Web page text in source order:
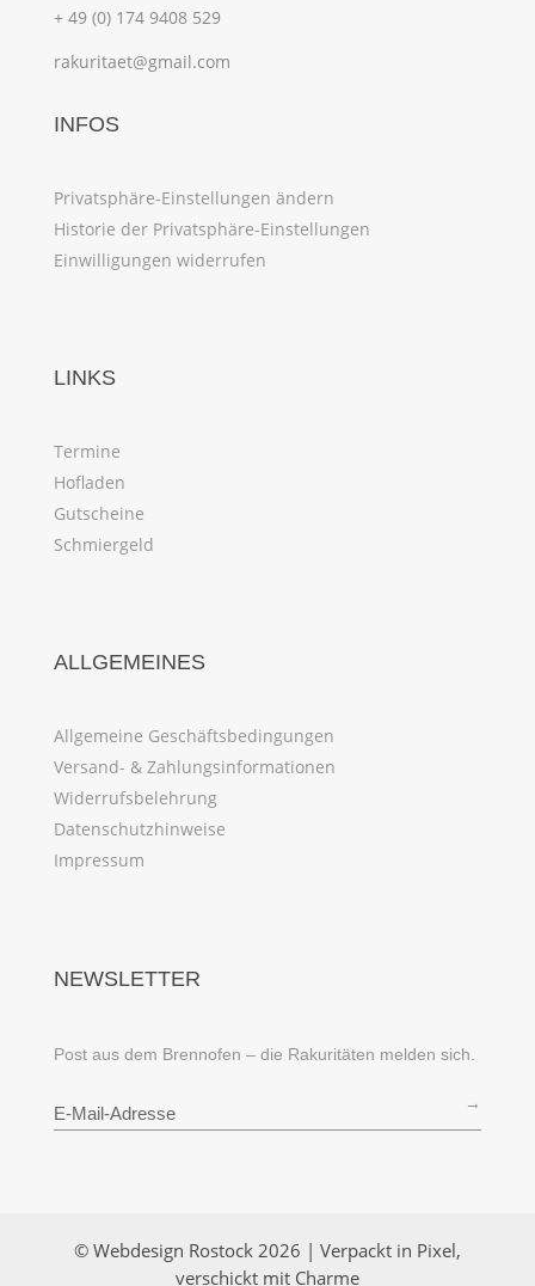
+ 49 (0) 174 9408 529
rakuritaet@gmail.com
INFOS
Privatsphäre-Einstellungen ändern
Historie der Privatsphäre-Einstellungen
Einwilligungen widerrufen
LINKS
Termine
Hofladen
Gutscheine
Schmiergeld
ALLGEMEINES
Allgemeine Geschäftsbedingungen
Versand- & Zahlungsinformationen
Widerrufsbelehrung
Datenschutzhinweise
Impressum
NEWSLETTER
Post aus dem Brennofen – die Rakuritäten melden sich.
→
© Webdesign Rostock 2026 | Verpackt in Pixel,
verschickt mit Charme